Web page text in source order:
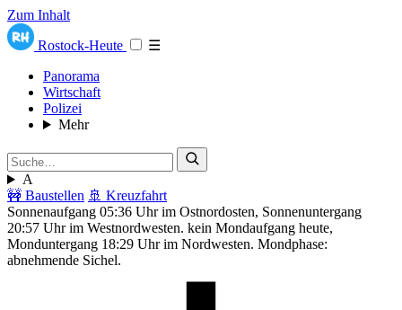
Zum Inhalt
Rostock-Heute
☰
Panorama
Wirtschaft
Polizei
Mehr
A
🚧 Baustellen 🚢 Kreuzfahrt
Sonnenaufgang 05:36 Uhr im Ostnordosten, Sonnenuntergang
20:57 Uhr im Westnordwesten. kein Mondaufgang heute,
Monduntergang 18:29 Uhr im Nordwesten. Mondphase:
abnehmende Sichel.